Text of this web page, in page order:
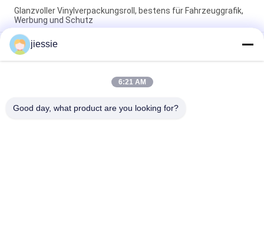
Glanzvoller Vinylverpackungsroll, bestens für Fahrzeuggrafik,
Werbung und Schutz
Breitplatte Rückziehbare Roller Werbung Aluminiumbanner
Stehen Rollen bis Anzeige 85x200cm
Pantone Vinyl Aufkleber Roll Glanz Finish Ideal für Werbung
Promotion Dekoration verwendet langlebige und auffällige
jiessie
6:21 AM
Good day, what product are you looking for?